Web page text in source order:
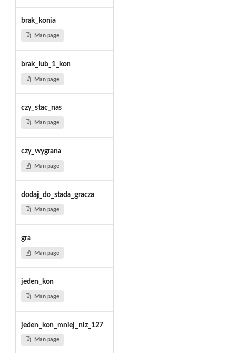
brak_konia
Man page
brak_lub_1_kon
Man page
czy_stac_nas
Man page
czy_wygrana
Man page
dodaj_do_stada_gracza
Man page
gra
Man page
jeden_kon
Man page
jeden_kon_mniej_niz_127
Man page